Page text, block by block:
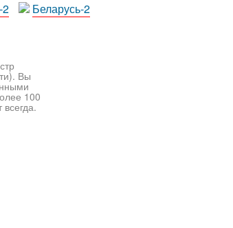
2
Беларусь-2
Вы
100